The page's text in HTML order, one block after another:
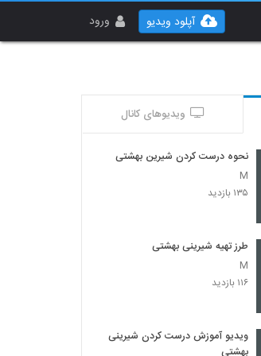
ورود آپلود ویدیو
ویدیوهای کانال
نحوه درست کردن شیرین بهشتی
M
۱۳۵ بازدید
طرز تهیه شیرینی بهشتی
M
۱۱۶ بازدید
ویدیو آموزش درست کردن شیرینی
بهشتی